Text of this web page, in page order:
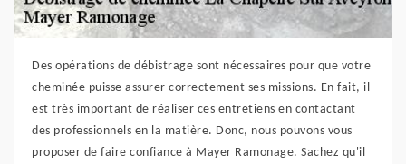
Des opérations de débistrage sont nécessaires pour que votre
cheminée puisse assurer correctement ses missions. En fait, il
est très important de réaliser ces entretiens en contactant
des professionnels en la matière. Donc, nous pouvons vous
proposer de faire confiance à Mayer Ramonage. Sachez qu'il